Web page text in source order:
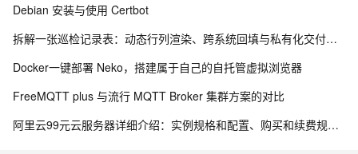
Debian 安装与使用 Certbot
拆解一张巡检记录表：动态行列渲染、跨系统回填与私有化交付的工程实践
Docker一键部署 Neko，搭建属于自己的自托管虚拟浏览器
FreeMQTT plus 与流行 MQTT Broker 集群方案的对比
阿里云99元云服务器详细介绍：实例规格和配置、购买和续费规则、适用场景解析